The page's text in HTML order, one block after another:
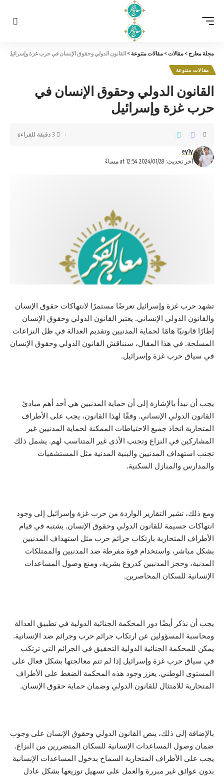
مجلة معارج> مقالات> مقالات متنوعة> القانون الدولي وحقوق الإنسان في حرب غزة وإسرائيل
مقالات متنوعة
القانون الدولي وحقوق الإنسان في
حرب غزة وإسرائيل
آخر تحديث: 2024/01/28 at 12:54 مساءً
ey1y
3 دقيقة للقراءة
تشهد حرب غزة وإسرائيل تعرضًا مستمرًا لانتهاكات حقوق الإنسان
والقانون الدولي الإنساني. يعتبر القانون الدولي وحقوق الإنسان
إطارًا قانونيًا هامًا لحماية المدنيين وتقديم العدالة في ظل النزاعات
المسلحة. في هذا المقال، سنناقش القانون الدولي وحقوق الإنسان
في سياق حرب غزة وإسرائيل.
يجب أن نبدأ بالإشارة إلى أن حماية المدنيين هي أحد أهم مبادئ
القانون الدولي الإنساني. وفقًا لهذا القانون، يجب على الأطراف
المتحاربة اتخاذ جميع الاحتياطات الممكنة لحماية المدنيين غير
المشاركين في النزاع وتجنب الأذى غير المتناسب لهم. يشمل ذلك
تجنب استهداف المدنيين والبنية المدنية مثل المستشفيات
والمدارس والمنازل السكنية.
ومع ذلك، تشير التقارير الواردة من حرب غزة وإسرائيل إلى وجود
انتهاكات جسيمة للقانون الدولي وحقوق الإنسان. يشتبه في قيام
الأطراف المتحاربة بارتكاب جرائم حرب مثل استهداف المدنيين
بشكل مباشر، واستخدام قوة مفرطة ضد المدنيين والممتلكات
المدنية، وحجز المدنيين كدروع بشرية، ومنع وصول المساعدات
الإنسانية للسكان المحاصرين.
يجب أن نذكر أيضًا دور المحكمة الجنائية الدولية في تطبيق العدالة
ومحاسبة المسؤولين عن ارتكاب جرائم حرب وجرائم ضد الإنسانية.
يمكن للمحكمة الجنائية الدولية التحقيق في الجرائم التي ترتكب
في سياق حرب غزة وإسرائيل إذا لم تتم معالجتها بشكل فعال على
المستوى الوطني. يعزز وجود هذه المحكمة الضغط على الأطراف
المتحاربة للامتثال للقانون الدولي وضمان حماية حقوق الإنسان.
بالإضافة إلى ذلك، ينص القانون الدولي وحقوق الإنسان على وجوب
ضمان وصول المساعدات الإنسانية للسكان المتضررين من النزاع.
يجب على الأطراف المتحاربة السماح بدخول المساعدات الإنسانية
بدون عوائق غير مبررة والعمل على تسهيل توزيعها بشكل عادل